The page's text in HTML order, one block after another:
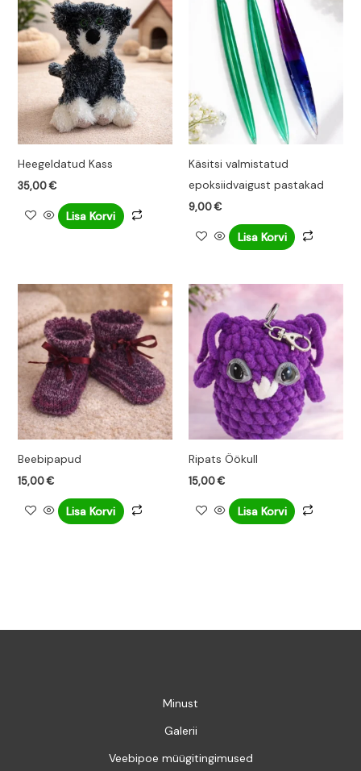
Heegeldatud Kass
35,00€
Lisa Korvi
Käsitsi valmistatud
epoksiidvaigust pastakad
9,00€
Lisa Korvi
Beebipapud
15,00€
Lisa Korvi
Ripats Öökull
15,00€
Lisa Korvi
Minust
Galerii
Veebipoe müügitingimused